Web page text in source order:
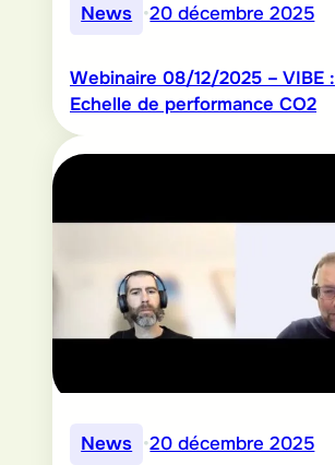
News •20 décembre 2025
Webinaire 08/12/2025 – VIBE :
Echelle de performance CO2
News •20 décembre 2025